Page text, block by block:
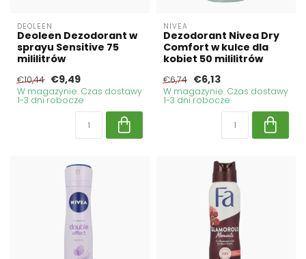
DEOLEEN
Deoleen Dezodorant w
sprayu Sensitive 75
mililitrów
€10,44 €9,49
W magazynie. Czas dostawy
1-3 dni robocze
NIVEA
Dezodorant Nivea Dry
Comfort w kulce dla
kobiet 50 mililitrów
€6,74 €6,13
W magazynie. Czas dostawy
1-3 dni robocze